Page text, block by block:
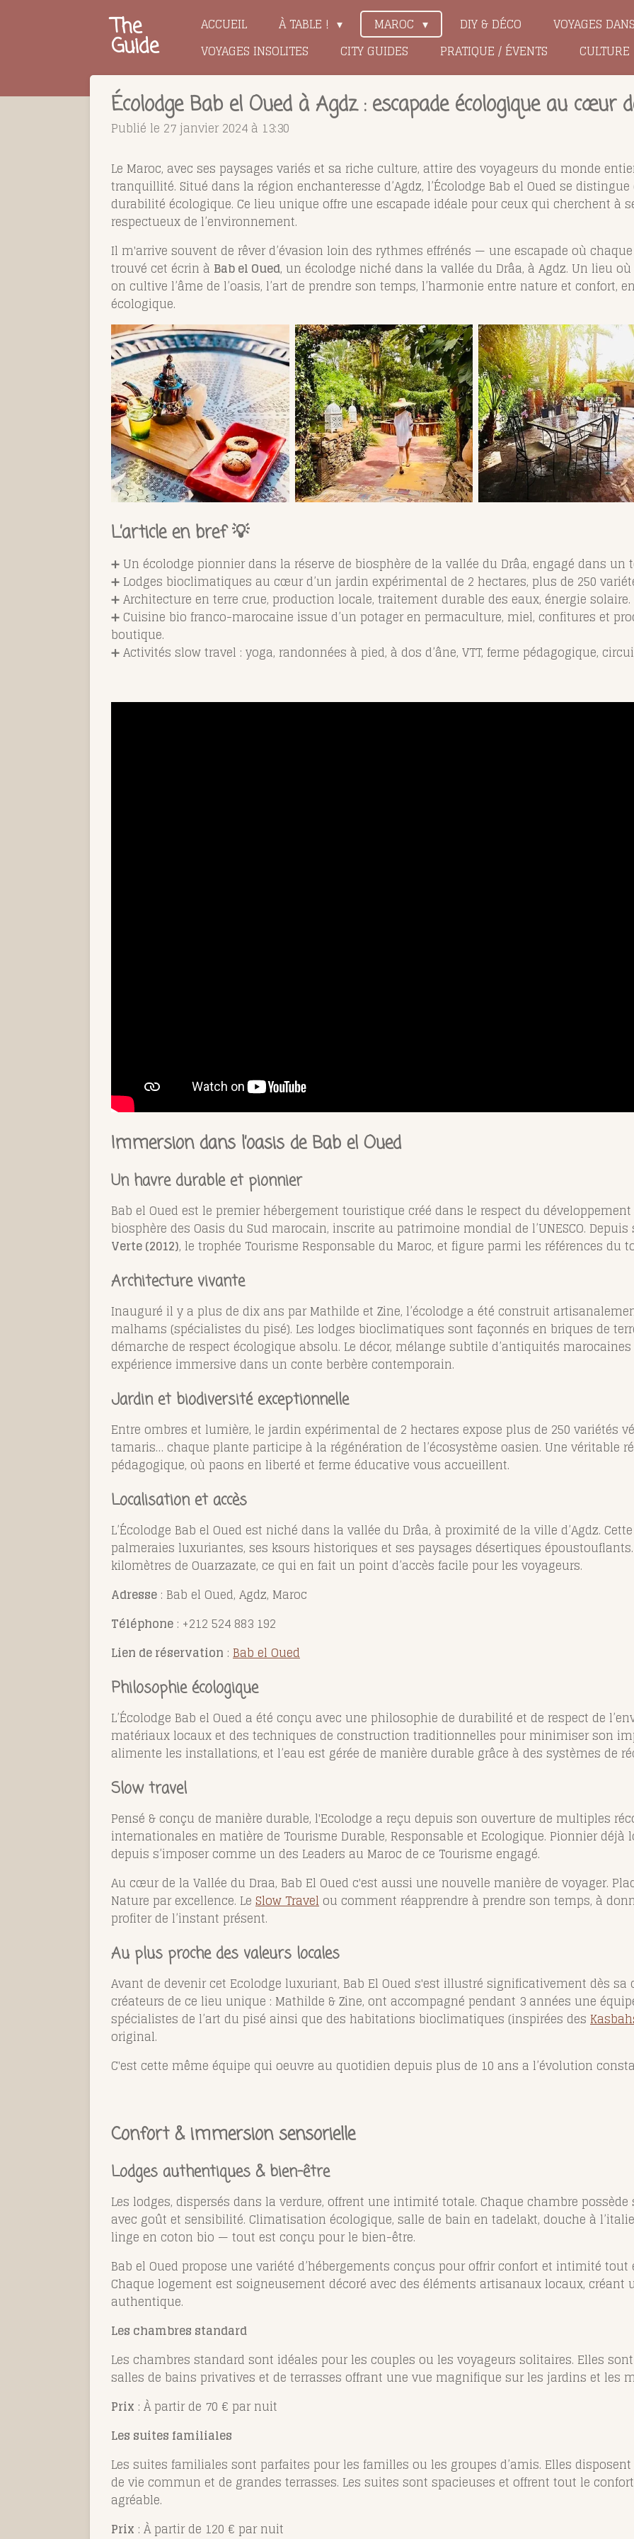
The
Guide
ACCUEIL À TABLE ! MAROC DIY & DÉCO
VOYAGES
VOYAGES INSOLITES
CITY GUIDES PRATIQUE / ÉVENTS CULTURE
Écolodge Bab el Oued à Agdz : escapade écologique au cœur
Publié le 27 janvier 2024 à 13:30
Le Maroc, avec ses paysages variés et sa riche culture, attire des voyageurs du monde
tranquillité. Situé dans la région enchanteresse d’Agdz, l’Écolodge Bab el Oued se
durabilité écologique. Ce lieu unique offre une escapade idéale pour ceux qui cherchent à
respectueux de l’environnement.
Il m'arrive souvent de rêver d’évasion loin des rythmes effrénés — une escapade où
trouvé cet écrin à Bab el Oued, un écolodge niché dans la vallée du Drâa, à Agdz. Un lieu
on cultive l’âme de l’oasis, l’art de prendre son temps, l’harmonie entre nature et confort,
écologique.
L’article en bref 💡
➕ Un écolodge pionnier dans la réserve de biosphère de la vallée du Drâa, engagé dans
➕ Lodges bioclimatiques au cœur d’un jardin expérimental de 2 hectares, plus de 250
➕ Architecture en terre crue, production locale, traitement durable des eaux, énergie solaire.
➕ Cuisine bio franco-marocaine issue d’un potager en permaculture, miel, confitures et
boutique.
➕ Activités slow travel : yoga, randonnées à pied, à dos d’âne, VTT, ferme pédagogique,
Immersion dans l’oasis de Bab el Oued
Un havre durable et pionnier
Bab el Oued est le premier hébergement touristique créé dans le respect du
biosphère des Oasis du Sud marocain, inscrite au patrimoine mondial de l’UNESCO.
Verte (2012), le trophée Tourisme Responsable du Maroc, et figure parmi les références du
Architecture vivante
Inauguré il y a plus de dix ans par Mathilde et Zine, l’écolodge a été construit
malhams (spécialistes du pisé). Les lodges bioclimatiques sont façonnés en briques de
démarche de respect écologique absolu. Le décor, mélange subtile d’antiquités
expérience immersive dans un conte berbère contemporain.
Jardin et biodiversité exceptionnelle
Entre ombres et lumière, le jardin expérimental de 2 hectares expose plus de 250 variétés
tamaris… chaque plante participe à la régénération de l’écosystème oasien. Une véritable
pédagogique, où paons en liberté et ferme éducative vous accueillent.
Localisation et accès
L’Écolodge Bab el Oued est niché dans la vallée du Drâa, à proximité de la ville d’Agdz.
palmeraies luxuriantes, ses ksours historiques et ses paysages désertiques
kilomètres de Ouarzazate, ce qui en fait un point d’accès facile pour les voyageurs.
Adresse : Bab el Oued, Agdz, Maroc
Téléphone : +212 524 883 192
Lien de réservation : Bab el Oued
Philosophie écologique
L’Écolodge Bab el Oued a été conçu avec une philosophie de durabilité et de respect de
matériaux locaux et des techniques de construction traditionnelles pour minimiser son
alimente les installations, et l’eau est gérée de manière durable grâce à des systèmes de
Slow travel
Pensé & conçu de manière durable, l'Ecolodge a reçu depuis son ouverture de multiples
internationales en matière de Tourisme Durable, Responsable et Ecologique. Pionnier déjà
depuis s’imposer comme un des Leaders au Maroc de ce Tourisme engagé.
Au cœur de la Vallée du Draa, Bab El Oued c'est aussi une nouvelle manière de voyager.
Nature par excellence. Le Slow Travel ou comment réapprendre à prendre son temps, à
profiter de l’instant présent.
Au plus proche des valeurs locales
Avant de devenir cet Ecolodge luxuriant, Bab El Oued s'est illustré significativement dès sa
créateurs de ce lieu unique : Mathilde & Zine, ont accompagné pendant 3 années une
spécialistes de l’art du pisé ainsi que des habitations bioclimatiques (inspirées des
original.
C'est cette même équipe qui oeuvre au quotidien depuis plus de 10 ans a l’évolution
Confort & immersion sensorielle
Lodges authentiques & bien-être
Les lodges, dispersés dans la verdure, offrent une intimité totale. Chaque chambre
avec goût et sensibilité. Climatisation écologique, salle de bain en tadelakt, douche à
linge en coton bio — tout est conçu pour le bien-être.
Bab el Oued propose une variété d’hébergements conçus pour offrir confort et intimité
Chaque logement est soigneusement décoré avec des éléments artisanaux locaux, créant
authentique.
Les chambres standard
Les chambres standard sont idéales pour les couples ou les voyageurs solitaires. Elles
salles de bains privatives et de terrasses offrant une vue magnifique sur les jardins et les
Prix : À partir de 70 € par nuit
Les suites familiales
Les suites familiales sont parfaites pour les familles ou les groupes d’amis. Elles
de vie commun et de grandes terrasses. Les suites sont spacieuses et offrent tout le
agréable.
Prix : À partir de 120 € par nuit